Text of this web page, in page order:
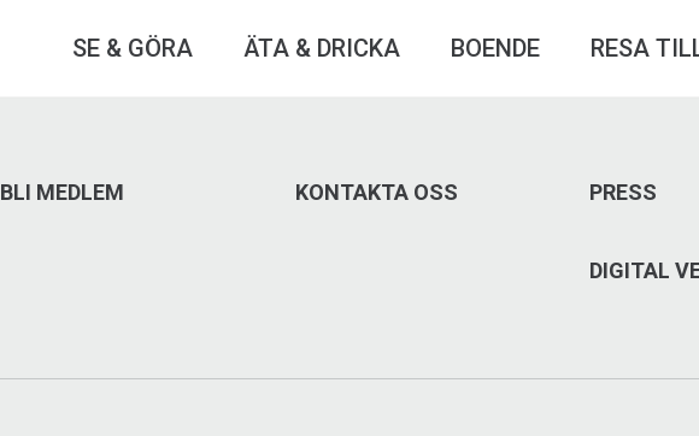
SE & GÖRA ÄTA & DRICKA BOENDE RESA
BLI MEDLEM KONTAKTA OSS PRESS
DIGITAL